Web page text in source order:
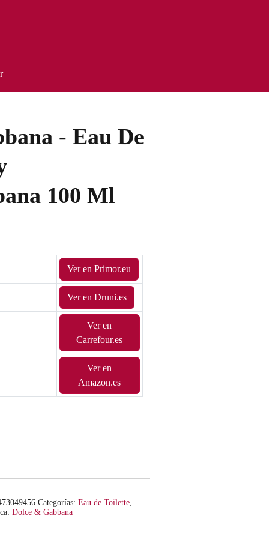
- Eau De
100 Ml
Ver en Primor.eu
Ver en Druni.es
Ver en
Carrefour.es
Ver en
Amazon.es
Categorías: Eau de Toilette,
Dolce & Gabbana